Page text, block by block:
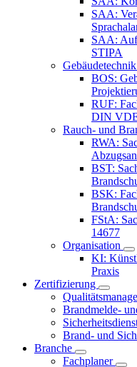
SAA:
SAA:
STIPA
BOS:
RUF:
DIN
Rauch- und
RWA:
BST:
BSK:
FStA:
14677
Organisation
KI:
Praxis
Zertifizierung
Brandmelde-
Brand- und
Branche
Fachplaner